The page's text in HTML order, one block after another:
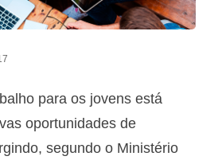
para os jovens está
oportunidades de
segundo o Ministério